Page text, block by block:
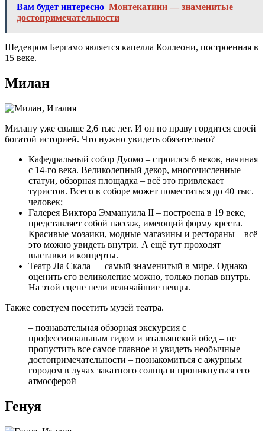
Вам будет интересно Монтекатини — знаменитые
достопримечательности
Шедевром Бергамо является капелла Коллеони, построенная в
15 веке.
Милан
Милану уже свыше 2,6 тыс лет. И он по праву гордится своей
богатой историей. Что нужно увидеть обязательно?
Кафедральный собор Дуомо – строился 6 веков, начиная
с 14-го века. Великолепный декор, многочисленные
статуи, обзорная площадка – всё это привлекает
туристов. Всего в соборе может поместиться до 40 тыс.
человек;
Галерея Виктора Эммануила II – построена в 19 веке,
представляет собой пассаж, имеющий форму креста.
Красивые мозаики, модные магазины и рестораны – всё
это можно увидеть внутри. А ещё тут проходят
выставки и концерты.
Театр Ла Скала — самый знаменитый в мире. Однако
оценить его великолепие можно, только попав внутрь.
На этой сцене пели величайшие певцы.
Также советуем посетить музей театра.
– познавательная обзорная экскурсия с
профессиональным гидом и итальянский обед – не
пропустить все самое главное и увидеть необычные
достопримечательности – познакомиться с ажурным
городом в лучах закатного солнца и проникнуться его
атмосферой
Генуя